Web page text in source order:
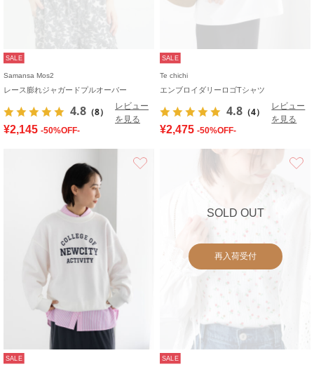
SALE
Samansa Mos2
レース膨れジャガードプルオーバー
4.8 （8）
レビュー
を見る
¥2,145 -50%OFF-
SALE
Te chichi
エンブロイダリーロゴTシャツ
4.8 （4）
レビュー
を見る
¥2,475 -50%OFF-
SALE
SOLD OUT
再入荷受付
SALE